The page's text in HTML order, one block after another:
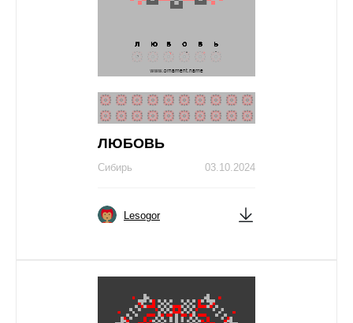
ЛЮБОВЬ
03.10.2024
Сибирь
Lesogor